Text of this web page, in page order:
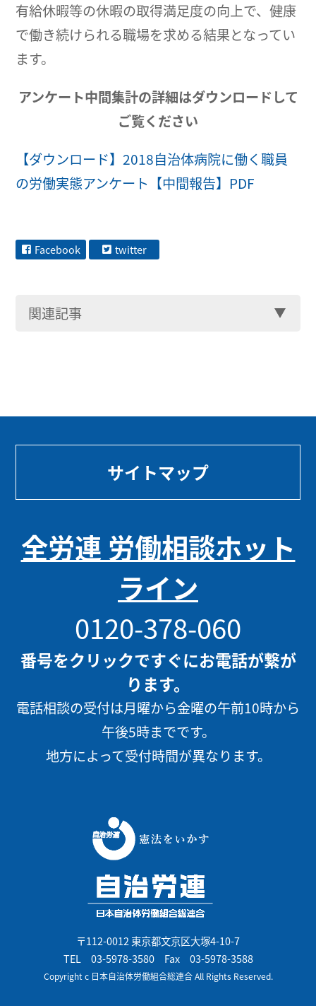
有給休暇等の休暇の取得満足度の向上で、健康
で働き続けられる職場を求める結果となってい
ます。
アンケート中間集計の詳細はダウンロードして
ご覧ください
【ダウンロード】2018自治体病院に働く職員
の労働実態アンケート【中間報告】PDF
Facebook twitter
関連記事
サイトマップ
全労連 労働相談ホット
ライン
0120-378-060
番号をクリックですぐにお電話が繋が
ります。
電話相談の受付は月曜から金曜の午前10時から
午後5時までです。
地方によって受付時間が異なります。
〒112-0012 東京都文京区大塚4-10-7
TEL 03-5978-3580Fax 03-5978-3588
Copyright c 日本自治体労働組合総連合 All Rights Reserved.